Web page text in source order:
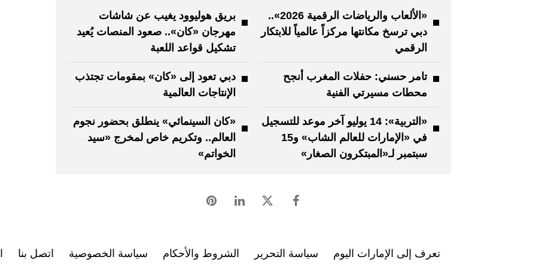
«الألعاب والرياضات الرقمية 2026»..
دبي ترسخ مكانتها مركزاً عالمياً للابتكار
الرقمي
بريق هوليوود يغيب عن شاشات
مهرجان «كان».. صعود المنصات يُعيد
تشكيل قواعد اللعبة
تامر حسني: حفلات المغرب أنجح
محطات مسيرتي الفنية
دبي تعود إلى «كان» بمقومات تجتذب
الإنتاجات العالمية
«التربية»: 14 يوليو آخر موعد للتسجيل
في «الإمارات للعالم الشاب» و15
سبتمبر لـ«المبتكرون الصغار»
«كان السينمائي» ينطلق بحضور نجوم
العالم.. وتكريم خاص لمخرج «سيد
الخواتم»
تعرف إلى الإمارات اليوم سياسة التحرير الشروط والأحكام سياسة الخصوصية اتصل بنا